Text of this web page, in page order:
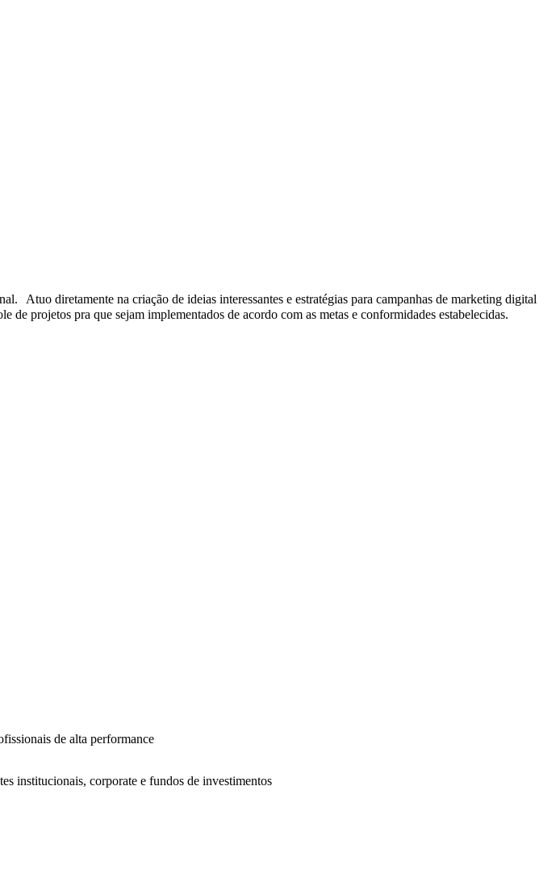
Atuo diretamente na criação de ideias interessantes e estratégias para campanhas de marketing digital
projetos pra que sejam implementados de acordo com as metas e conformidades estabelecidas.
de alta performance
institucionais, corporate e fundos de investimentos